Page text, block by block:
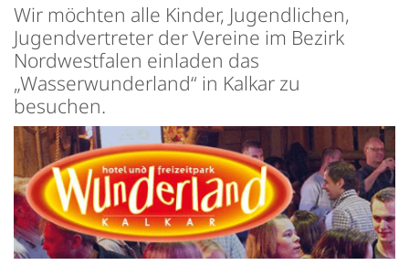
Wir möchten alle Kinder, Jugendlichen,
Jugendvertreter der Vereine im Bezirk
Nordwestfalen einladen das
„Wasserwunderland“ in Kalkar zu
besuchen.